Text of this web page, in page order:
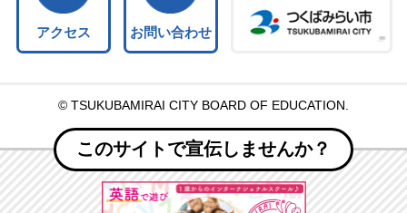
アクセス お問い合わせ
© TSUKUBAMIRAI CITY BOARD OF EDUCATION.
このサイトで宣伝しませんか？